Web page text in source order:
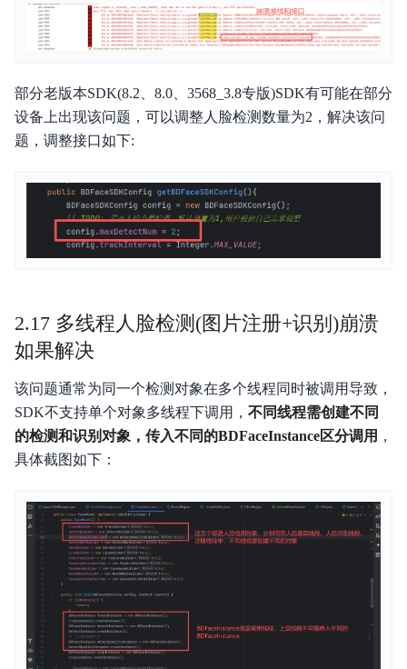
部分老版本SDK(8.2、8.0、3568_3.8专版)SDK有可能在部分
设备上出现该问题，可以调整人脸检测数量为2，解决该问
题，调整接口如下:
2.17 多线程人脸检测(图片注册+识别)崩溃
如果解决
该问题通常为同一个检测对象在多个线程同时被调用导致，
SDK不支持单个对象多线程下调用， 不同线程需创建不同
的检测和识别对象，传入不同的BDFaceInstance区分调用 ，
具体截图如下：